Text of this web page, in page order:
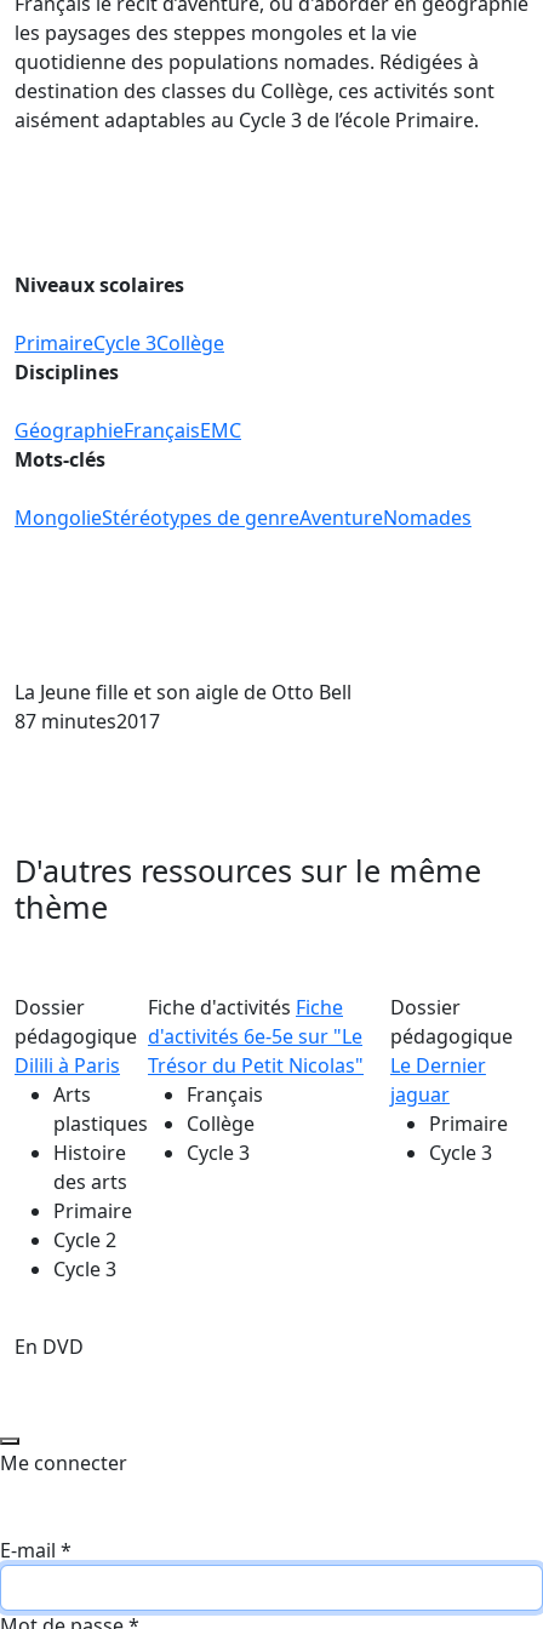
les paysages des steppes mongoles et la vie
quotidienne des populations nomades. Rédigées à
destination des classes du Collège, ces activités sont
aisément adaptables au Cycle 3 de l’école Primaire.
Niveaux scolaires
PrimaireCycle 3Collège
Disciplines
GéographieFrançaisEMC
Mots-clés
MongolieStéréotypes de genreAventureNomades
La Jeune fille et son aiglede Otto Bell
87 minutes2017
D'autres ressources sur le même
thème
Dossier
pédagogique
Dilili à Paris
Arts
plastiques
Histoire
des arts
Primaire
Cycle 2
Cycle 3
En DVD
Fiche d'activités Fiche
d'activités 6e-5e sur "Le
Trésor du Petit Nicolas"
Français
Collège
Cycle 3
Dossier
pédagogique
Le Dernier
jaguar
Primaire
Cycle 3
Me connecter
E-mail *